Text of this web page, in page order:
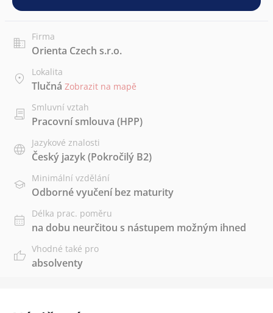
Firma
Orienta Czech s.r.o.
Lokalita
Tlučná Zobrazit na mapě
Smluvní vztah
Pracovní smlouva (HPP)
Jazykové znalosti
Český jazyk(Pokročilý B2)
Minimální vzdělání
Odborné vyučení bez maturity
Délka prac. poměru
na dobu neurčitou s nástupem možným ihned
Vhodné také pro
absolventy